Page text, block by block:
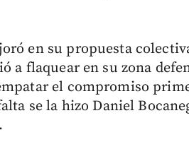
en su propuesta
a flaquear en su zona
el compromiso
se la hizo Daniel